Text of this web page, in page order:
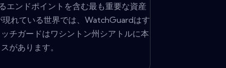
ンドポイントを含む最も重要な資産
れている世界では、WatchGuardはす
チガードはワシントン州シアトルに本
があります。